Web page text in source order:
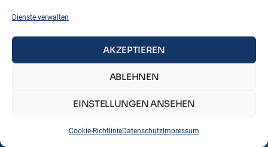
Dienste verwalten
AKZEPTIEREN
ABLEHNEN
EINSTELLUNGEN ANSEHEN
Cookie-RichtlinieDatenschutz Impressum
Ihr Internetanbieter
Werbemittel Sie auf diese Website gekommen sind)
Empfänger der Daten ist Google Ireland Limited, Gordon
House, Barrow Street, Dublin 4, Irland als Auftragsverarbeiter.
Auftragsverarbeitungsvertrag abgeschlossen. Die Google
Behörden können auf die bei Google gespeicherten Daten